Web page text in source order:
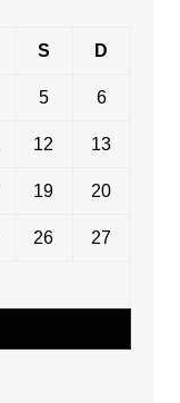
S D
5 6
12 13
19 20
26 27